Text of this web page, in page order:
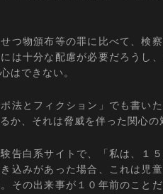
つ物頒布等の罪に比べて、検
は十分な配慮が必要だろうし
はできない。
法とフィクション」でも書い
か、それは脅威を伴った関心の
告白系サイトで、「私は、１
込みがあった場合、これは児
その出来事が１０年前のこと